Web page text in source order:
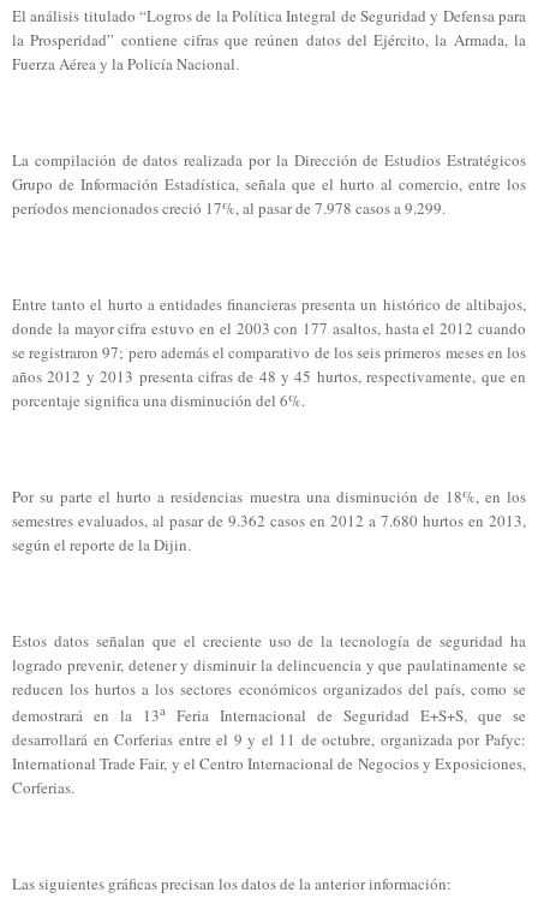
El análisis titulado “Logros de la Política Integral de Seguridad y Defensa para
la Prosperidad” contiene cifras que reúnen datos del Ejército, la Armada, la
Fuerza Aérea y la Policía Nacional.
La compilación de datos realizada por la Dirección de Estudios Estratégicos
Grupo de Información Estadística, señala que el hurto al comercio, entre los
períodos mencionados creció 17%, al pasar de 7.978 casos a 9.299.
Entre tanto el hurto a entidades financieras presenta un histórico de altibajos,
donde la mayor cifra estuvo en el 2003 con 177 asaltos, hasta el 2012 cuando
se registraron 97; pero además el comparativo de los seis primeros meses en los
años 2012 y 2013 presenta cifras de 48 y 45 hurtos, respectivamente, que en
porcentaje significa una disminución del 6%.
Por su parte el hurto a residencias muestra una disminución de 18%, en los
semestres evaluados, al pasar de 9.362 casos en 2012 a 7.680 hurtos en 2013,
según el reporte de la Dijin.
Estos datos señalan que el creciente uso de la tecnología de seguridad ha
logrado prevenir, detener y disminuir la delincuencia y que paulatinamente se
reducen los hurtos a los sectores económicos organizados del país, como se
demostrará en la 13a
Feria Internacional de Seguridad E+S+S, que se
desarrollará en Corferias entre el 9 y el 11 de octubre, organizada por Pafyc:
International Trade Fair, y el Centro Internacional de Negocios y Exposiciones,
Corferias.
Las siguientes gráficas precisan los datos de la anterior información: